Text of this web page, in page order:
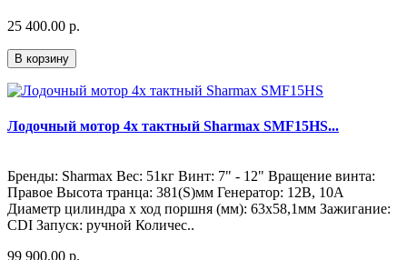
25 400.00 р.
В корзину
Лодочный мотор 4х тактный Sharmax SMF15HS...
Бренды: Sharmax Вес: 51кг Винт: 7" - 12" Вращение винта:
Правое Высота транца: 381(S)мм Генератор: 12В, 10А
Диаметр цилиндра х ход поршня (мм): 63x58,1мм Зажигание:
CDI Запуск: ручной Количес..
99 900.00 р.